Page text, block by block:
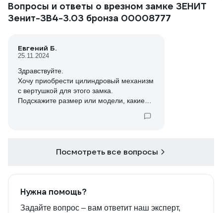
Вопросы и ответы о врезном замке ЗЕНИТ
Зенит-ЗВ4-3.03 бронза 00008777
Евгений Б.
25.11.2024
Здравствуйте.
Хочу приобрести цилиндровый механизм
с вертушкой для этого замка.
Подскажите размер или модели, какие
Посмотреть все вопросы
Нужна помощь?
Задайте вопрос – вам ответит наш эксперт,